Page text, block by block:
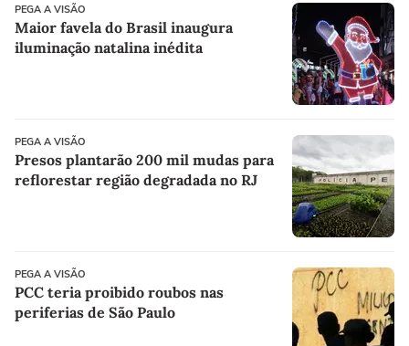
PEGA A VISÃO
Maior favela do Brasil inaugura
iluminação natalina inédita
PEGA A VISÃO
Presos plantarão 200 mil mudas para
reflorestar região degradada no RJ
PEGA A VISÃO
PCC teria proibido roubos nas
periferias de São Paulo